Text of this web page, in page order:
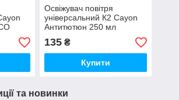
Освіжувач повітря
універсальний К2 Cayon
Антитютюн 250 мл
135₴
Купити
та новинки